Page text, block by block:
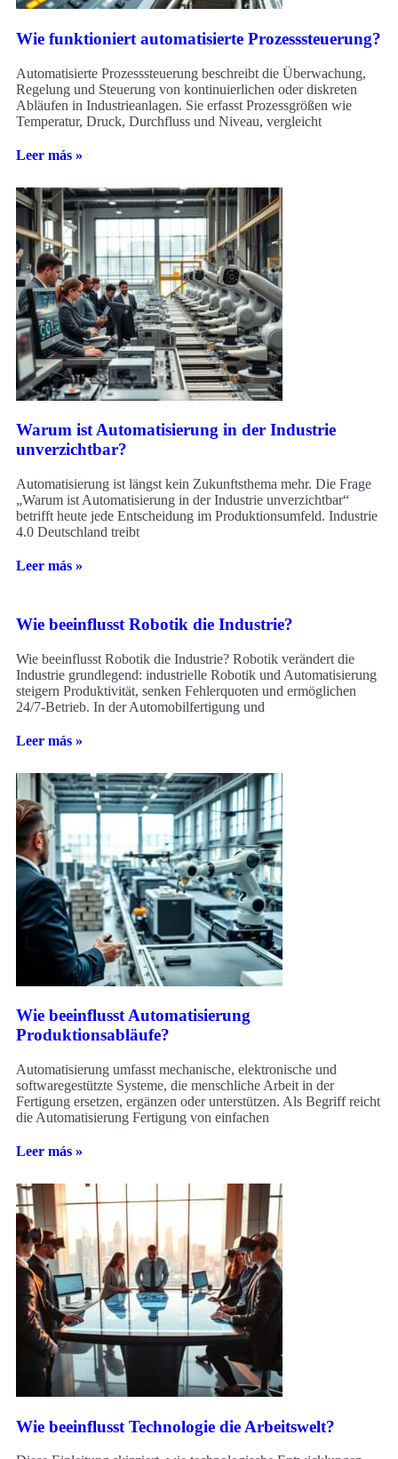
Wie funktioniert automatisierte Prozesssteuerung?
Automatisierte Prozesssteuerung beschreibt die Überwachung,
Regelung und Steuerung von kontinuierlichen oder diskreten
Abläufen in Industrieanlagen. Sie erfasst Prozessgrößen wie
Temperatur, Druck, Durchfluss und Niveau, vergleicht
Leer más »
Warum ist Automatisierung in der Industrie
unverzichtbar?
Automatisierung ist längst kein Zukunftsthema mehr. Die Frage
„Warum ist Automatisierung in der Industrie unverzichtbar“
betrifft heute jede Entscheidung im Produktionsumfeld. Industrie
4.0 Deutschland treibt
Leer más »
Wie beeinflusst Robotik die Industrie?
Wie beeinflusst Robotik die Industrie? Robotik verändert die
Industrie grundlegend: industrielle Robotik und Automatisierung
steigern Produktivität, senken Fehlerquoten und ermöglichen
24/7-Betrieb. In der Automobilfertigung und
Leer más »
Wie beeinflusst Automatisierung
Produktionsabläufe?
Automatisierung umfasst mechanische, elektronische und
softwaregestützte Systeme, die menschliche Arbeit in der
Fertigung ersetzen, ergänzen oder unterstützen. Als Begriff reicht
die Automatisierung Fertigung von einfachen
Leer más »
Wie beeinflusst Technologie die Arbeitswelt?